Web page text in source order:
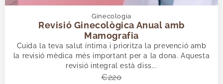
Ginecologia
Revisió Ginecològica Anual amb
Mamografia
Cuida la teva salut íntima i prioritza la prevenció amb
la revisió mèdica més important per a la dona. Aquesta
revisió integral està diss...
€220